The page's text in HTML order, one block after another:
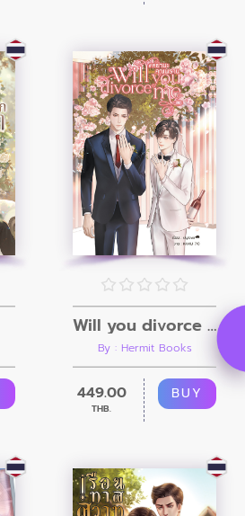
Will you divorce me หย่านะคุณพราน
By : Hermit Books
449.00
THB.
BUY